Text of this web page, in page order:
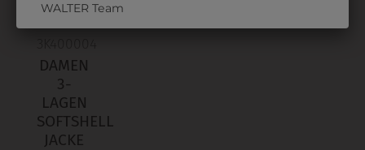
DAMEN
3-
LAGEN
SOFTSHELL
JACKE
WALTER Team